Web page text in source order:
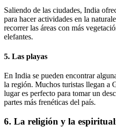
Saliendo de las ciudades, India
para hacer actividades en la
recorrer las áreas con más
elefantes.
5. Las playas
En India se pueden encontrar
la región. Muchos turistas llegan a
lugar es perfecto para tomar un
partes más frenéticas del país.
6. La religión y la